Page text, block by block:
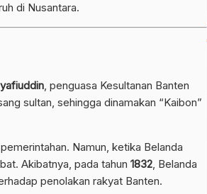
di Nusantara.
, penguasa Kesultanan Banten
sultan, sehingga dinamakan “Kaibon”
Namun, ketika Belanda
Akibatnya, pada tahun 1832, Belanda
penolakan rakyat Banten.